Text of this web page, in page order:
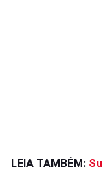
LEIA TAMBÉM: